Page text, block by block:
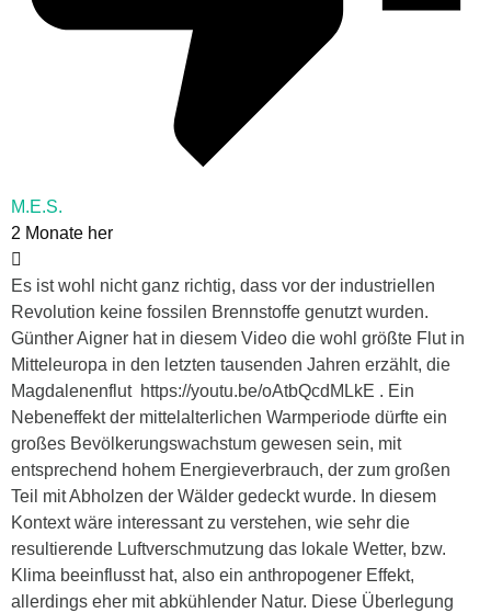
M.E.S.
2 Monate her
Es ist wohl nicht ganz richtig, dass vor der industriellen
Revolution keine fossilen Brennstoffe genutzt wurden.
Günther Aigner hat in diesem Video die wohl größte Flut in
Mitteleuropa in den letzten tausenden Jahren erzählt, die
Magdalenenflut https://youtu.be/oAtbQcdMLkE . Ein
Nebeneffekt der mittelalterlichen Warmperiode dürfte ein
großes Bevölkerungswachstum gewesen sein, mit
entsprechend hohem Energieverbrauch, der zum großen
Teil mit Abholzen der Wälder gedeckt wurde. In diesem
Kontext wäre interessant zu verstehen, wie sehr die
resultierende Luftverschmutzung das lokale Wetter, bzw.
Klima beeinflusst hat, also ein anthropogener Effekt,
allerdings eher mit abkühlender Natur. Diese Überlegung